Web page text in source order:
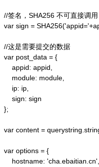
//签名，SHA256 不可直接调
var sign =
//这是需要提交的数据
var post_data = {
    appid: appid,
    module: module,
    ip: ip,
    sign: sign
};
var content =
var options = {
    hostname: 'cha.ebaitian.cn',